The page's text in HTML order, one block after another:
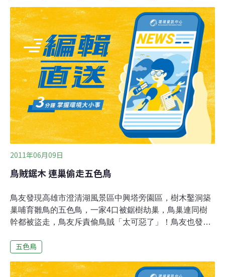
並參與施工。沿途的豁雲橋、巴尬吊橋、哈隘吊橋及臨瀑
橋，採用泰雅圖騰，命名也與泰雅相關，沿途設置解說
牌。步道路基多為河階台地，是蛙類的天堂，地被植物豐
富，山壁布滿蕨類植物「山蘇」，沿途還有野薑花和油桐
樹。停下腳步，耳邊蟲鳴鳥叫，不時可欣賞穿梭溪谷的鳥
兒，翠鳥、台灣藍鵲、五色鳥都是這裡的常客。林鴻忠
說，步道終點是九寮溪瀑布，冬末春初雪山融雪，站在觀
瀑平台上，欣賞瀑布壯觀氣勢，再閉上眼深呼吸，很享
受。
2011年06月09日
鳥賊鋸木 連巢偷走五色鳥
鳥友發現高雄市澄清湖風景區中興塔旁園區，樹木鑿洞築
巢哺育雛鳥的五色鳥，一家4口被鋸樹劫巢，鳥巢連同樹
幹都被盜走，鳥友斥責偷鳥賊「太可惡了」！鳥友也發
幹巨大，偷鳥賊還沒鋸斷即離去。水公司七區處觀光課長
色鳥喊價1000元，研判偷鳥賊利用傍晚6、7點，遊客漸散
五色鳥